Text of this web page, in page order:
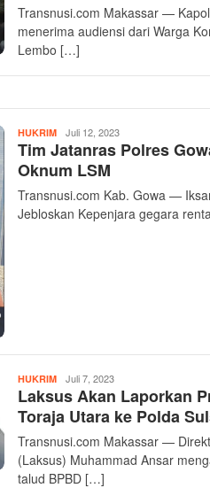
Transnusi.com Makassar —
menerima audiensi dari Warga
Lembo […]
HUKRIM Transnusi
Admin
Juli 12, 2023
Tim Jatanras Polres
Oknum LSM
Transnusi.com Kab. Gowa —
Jebloskan Kepenjara gegara
HUKRIM Transnusi
Admin
Juli 7, 2023
Laksus Akan Laporkan
Toraja Utara ke Polda
Transnusi.com Makassar —
(Laksus) Muhammad Ansar
talud BPBD […]